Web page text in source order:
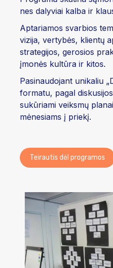
nes dalyviai kalba ir
Aptariamos svarbios
vizija, vertybės, klientų
strategijos, gerosios
įmonės kultūra ir kitos.
Pasinaudojant unikaliu
formatu, pagal
sukūriami veiksmų
mėnesiams į priekį.
Teirautis dėl programos